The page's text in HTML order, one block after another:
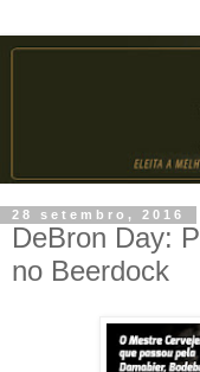
28 setembro, 2016
DeBron Day:
no Beerdock